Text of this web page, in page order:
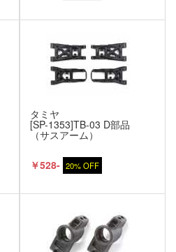
タミヤ
[SP-1353]TB-03 D部品
（サスアーム）
￥528- 20% OFF